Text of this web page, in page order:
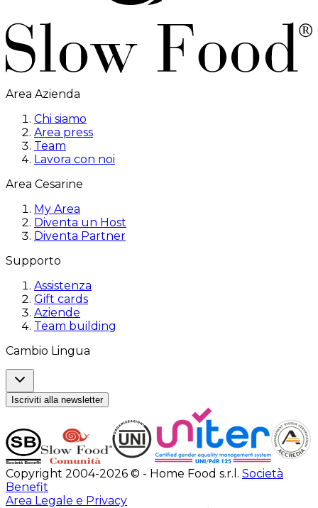
Area Azienda
Chi siamo
Area press
Team
Lavora con noi
Area Cesarine
My Area
Diventa un Host
Diventa Partner
Supporto
Assistenza
Gift cards
Aziende
Team building
Cambio Lingua
Iscriviti alla newsletter
Copyright 2004-2026 © - Home Food s.r.l. Società
Benefit
Area Legale e Privacy